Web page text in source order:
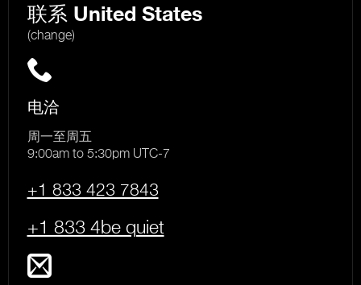
联系 United States
(change)
电洽
周一至周五
9:00am to 5:30pm UTC-7
+1 833 423 7843
+1 833 4be quiet